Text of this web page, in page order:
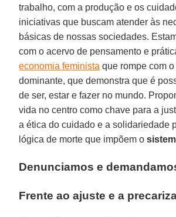
trabalho, com a produção e os
iniciativas que buscam atender às
básicas de nossas sociedades.
com o acervo de pensamento e
economia feminista que rompe com
dominante, que demonstra que é
de ser, estar e fazer no mundo.
vida no centro como chave para a
a ética do cuidado e a solidariedade
lógica de morte que impõem o
Denunciamos e
Frente ao ajuste e a